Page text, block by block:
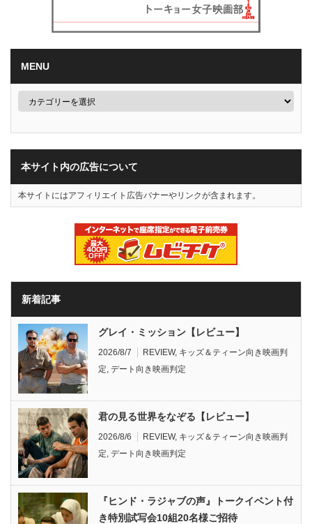
MENU
本サイト内の広告について
本サイトにはアフィリエイト広告バナーやリンクが含まれます。
新着記事
グレイ・ミッション【レビュー】
2026/8/7 REVIEW, キッズ＆ティーン向き映画判
定 デート向き映画判定
君の見る世界をなぞる【レビュー】
2026/8/6 REVIEW, キッズ＆ティーン向き映画判
定 デート向き映画判定
『ヒンド・ラジャブの声』トークイベント付
き特別試写会10組20名様ご招待